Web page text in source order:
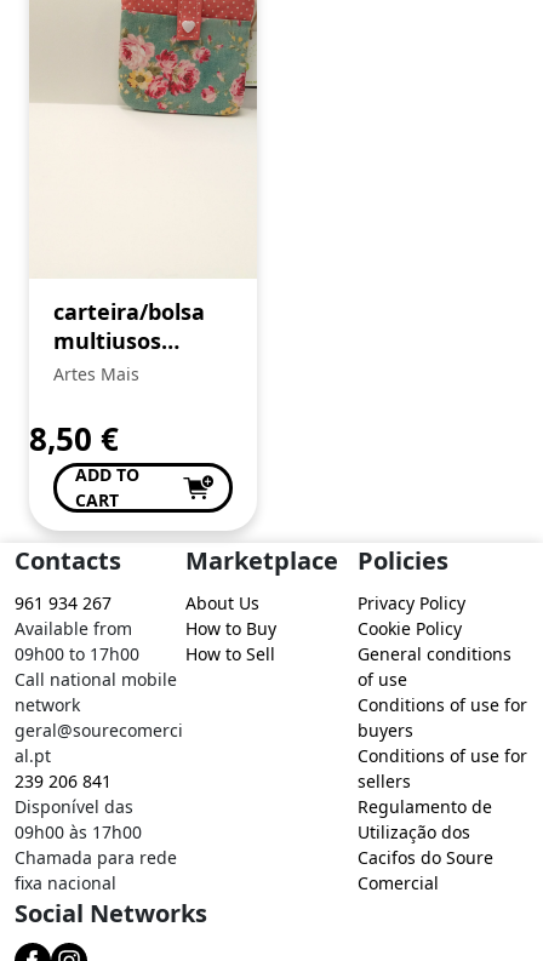
carteira/bolsa
multiusos
(Cópia)
Artes Mais
8,50 €
ADD TO
CART
Contacts
961 934 267
Available from
09h00 to 17h00
Call national mobile
network
geral@sourecomerci
al.pt
239 206 841
Disponível das
09h00 às 17h00
Chamada para rede
fixa nacional
Marketplace
About Us
How to Buy
How to Sell
Policies
Privacy Policy
Cookie Policy
General conditions
of use
Conditions of use for
buyers
Conditions of use for
sellers
Regulamento de
Utilização dos
Cacifos do Soure
Comercial
Social Networks